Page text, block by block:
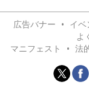
広告バナー • イ
よ
マニフェスト
• 法